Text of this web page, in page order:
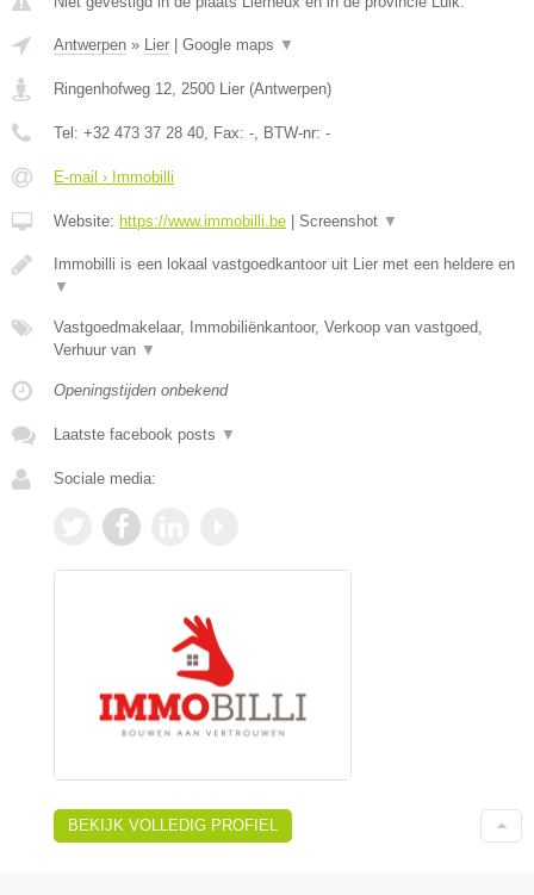
Antwerpen » Lier Google maps ▼
Ringenhofweg 12, 2500 Lier (Antwerpen)
Tel: +32 473 37 28 40, Fax: -, BTW-nr: -
E-mail › Immobilli
Website: https://www.immobilli.be Screenshot ▼
Immobilli is een lokaal vastgoedkantoor uit Lier met een heldere en
▼
Vastgoedmakelaar, Immobiliënkantoor, Verkoop van vastgoed,
Verhuur van ▼
Openingstijden onbekend
Laatste facebook posts ▼
Sociale media:
BEKIJK VOLLEDIG PROFIEL